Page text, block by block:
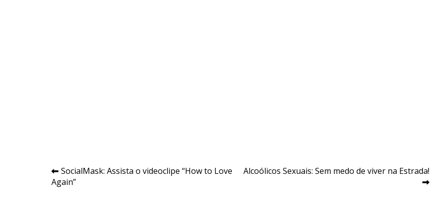
Navegação
de
SocialMask: Assista o videoclipe “How to Love
Again”
Alcoólicos Sexuais: Sem medo de viver na Estrada!